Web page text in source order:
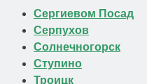
Сергиевом Посад
Серпухов
Солнечногорск
Ступино
Троицк